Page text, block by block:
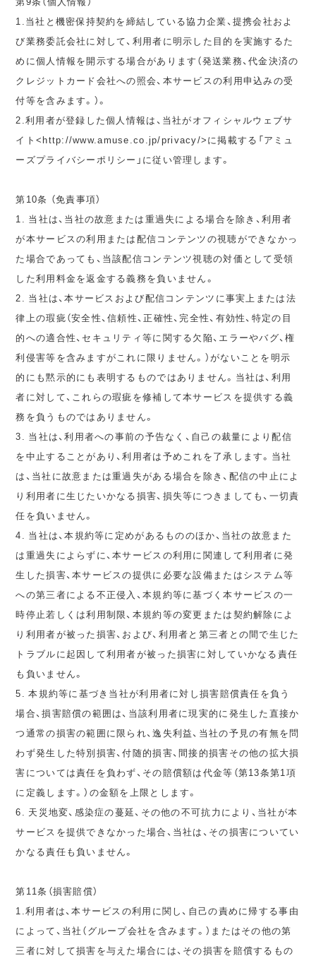
1.当社と機密保持契約を締結している協力企業、提携会社およ
び業務委託会社に対して、利用者に明示した目的を実施するた
めに個人情報を開示する場合があります（発送業務、代金決済の
クレジットカード会社への照会、本サービスの利用申込みの受
付等を含みます。）。
2.利用者が登録した個人情報は、当社がオフィシャルウェブサ
イト<http://www.amuse.co.jp/privacy/>に掲載する「アミュ
ーズプライバシーポリシー」に従い管理します。
第10条 （免責事項）
1. 当社は、当社の故意または重過失による場合を除き、利用者
が本サービスの利用または配信コンテンツの視聴ができなかっ
た場合であっても、当該配信コンテンツ視聴の対価として受領
した利用料金を返金する義務を負いません。
2. 当社は、本サービスおよび配信コンテンツに事実上または法
律上の瑕疵（安全性、信頼性、正確性、完全性、有効性、特定の目
的への適合性、セキュリティ等に関する欠陥、エラーやバグ、権
利侵害等を含みますがこれに限りません。）がないことを明示
的にも黙示的にも表明するものではありません。当社は、利用
者に対して、これらの瑕疵を修補して本サービスを提供する義
務を負うものではありません。
3. 当社は、利用者への事前の予告なく、自己の裁量により配信
を中止することがあり、利用者は予めこれを了承します。当社
は、当社に故意または重過失がある場合を除き、配信の中止によ
り利用者に生じたいかなる損害、損失等につきましても、一切責
任を負いません。
4. 当社は、本規約等に定めがあるもののほか、当社の故意また
は重過失によらずに、本サービスの利用に関連して利用者に発
生した損害、本サービスの提供に必要な設備またはシステム等
への第三者による不正侵入、本規約等に基づく本サービスの一
時停止若しくは利用制限、本規約等の変更または契約解除によ
り利用者が被った損害、および、利用者と第三者との間で生じた
トラブルに起因して利用者が被った損害に対していかなる責任
も負いません。
5. 本規約等に基づき当社が利用者に対し損害賠償責任を負う
場合、損害賠償の範囲は、当該利用者に現実的に発生した直接か
つ通常の損害の範囲に限られ、逸失利益、当社の予見の有無を問
わず発生した特別損害、付随的損害、間接的損害その他の拡大損
害については責任を負わず、その賠償額は代金等（第13条第1項
に定義します。）の金額を上限とします。
6. 天災地変、感染症の蔓延、その他の不可抗力により、当社が本
サービスを提供できなかった場合、当社は、その損害についてい
かなる責任も負いません。
第11条（損害賠償）
1.利用者は、本サービスの利用に関し、自己の責めに帰する事由
によって、当社（グループ会社を含みます。）またはその他の第
三者に対して損害を与えた場合には、その損害を賠償するもの